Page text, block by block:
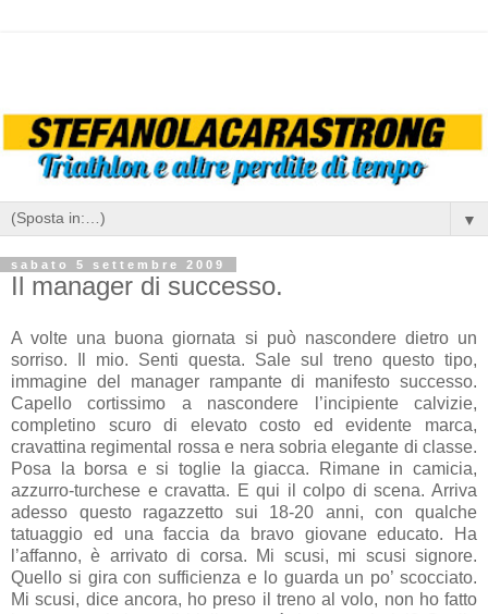
▼
sabato 5 settembre 2009
Il manager di successo.
A volte una buona giornata si può nascondere dietro un
sorriso. Il mio. Senti questa. Sale sul treno questo tipo,
immagine del manager rampante di manifesto successo.
Capello cortissimo a nascondere l’incipiente calvizie,
completino scuro di elevato costo ed evidente marca,
cravattina regimental rossa e nera sobria elegante di classe.
Posa la borsa e si toglie la giacca. Rimane in camicia,
azzurro-turchese e cravatta. E qui il colpo di scena. Arriva
adesso questo ragazzetto sui 18-20 anni, con qualche
tatuaggio ed una faccia da bravo giovane educato. Ha
l’affanno, è arrivato di corsa. Mi scusi, mi scusi signore.
Quello si gira con sufficienza e lo guarda un po’ scocciato.
Mi scusi, dice ancora, ho preso il treno al volo, non ho fatto